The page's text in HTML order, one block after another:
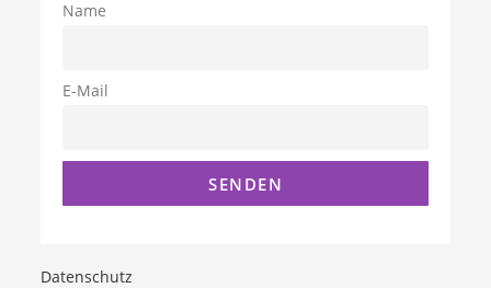
Name
E-Mail
Datenschutz